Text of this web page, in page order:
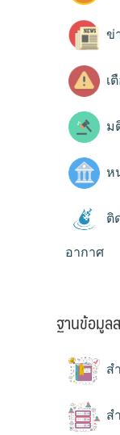
ข่
เ
ม
ห
ติ
อากาศ
ฐานข้อมูล
ส
ส